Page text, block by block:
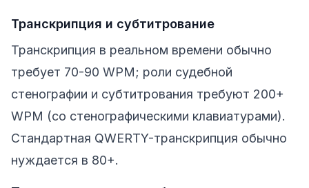
Транскрипция и субтитрование
Транскрипция в реальном времени обычно
требует 70-90 WPM; роли судебной
стенографии и субтитрования требуют 200+
WPM (со стенографическими клавиатурами).
Стандартная QWERTY-транскрипция обычно
нуждается в 80+.